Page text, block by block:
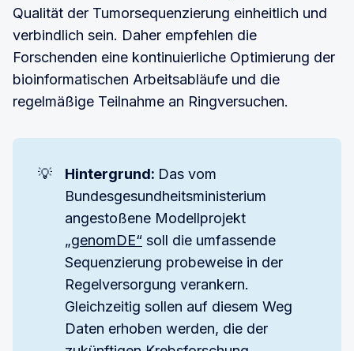
Qualität der Tumorsequenzierung einheitlich und
verbindlich sein. Daher empfehlen die
Forschenden eine kontinuierliche Optimierung der
bioinformatischen Arbeitsabläufe und die
regelmäßige Teilnahme an Ringversuchen.
💡 Hintergrund: Das vom
Bundesgesundheitsministerium
angestoßene Modellprojekt
„genomDE“ soll die umfassende
Sequenzierung probeweise in der
Regelversorgung verankern.
Gleichzeitig sollen auf diesem Weg
Daten erhoben werden, die der